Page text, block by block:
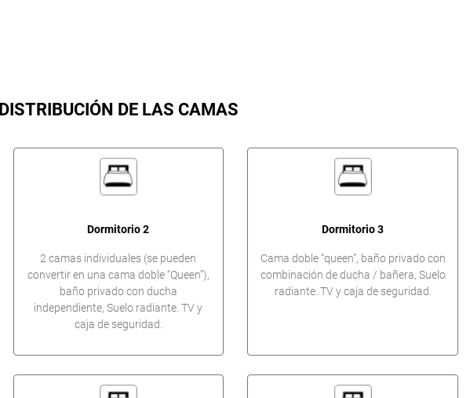
DISTRIBUCIÓN DE LAS CAMAS
Dormitorio 2
2 camas individuales (se pueden
convertir en una cama doble “Queen”),
baño privado con ducha
independiente, Suelo radiante. TV y
caja de seguridad.
Dormitorio 3
Cama doble “queen”, baño privado con
combinación de ducha / bañera, Suelo
radiante. TV y caja de seguridad.